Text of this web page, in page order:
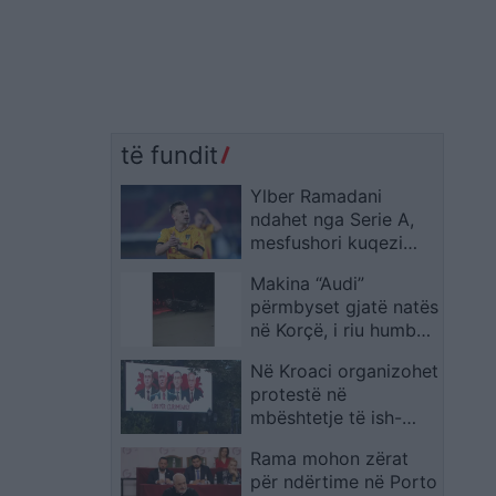
të fundit
Ylber Ramadani
ndahet nga Serie A,
mesfushori kuqezi
te Corum FK në Turqi
Makina “Audi”
përmbyset gjatë natës
në Korçë, i riu humb
Në Kroaci organizohet
protestë në
mbështetje të ish-
Rama mohon zërat
për ndërtime në Porto